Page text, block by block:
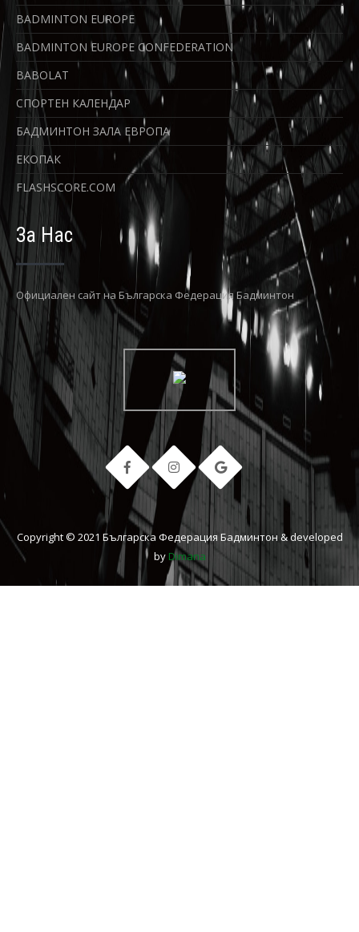
BADMINTON EUROPE
BADMINTON EUROPE CONFEDERATION
BABOLAT
СПОРТЕН КАЛЕНДАР
БАДМИНТОН ЗАЛА ЕВРОПА
ЕКОПАК
FLASHSCORE.COM
За Нас
Официaлен сайт на Българска Федерация Бадминтон
Copyright © 2021 Българска Федерация Бадминтон & developed
by Dimana